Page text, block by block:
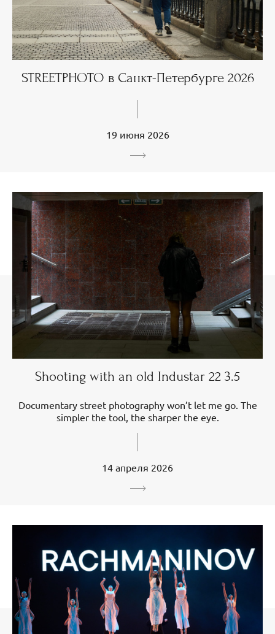
STREETPHOTO в Санкт-Петербурге 2026
19 июня 2026
Shooting with an old Industar 22 3.5
Documentary street photography won’t let me go. The
simpler the tool, the sharper the eye.
14 апреля 2026